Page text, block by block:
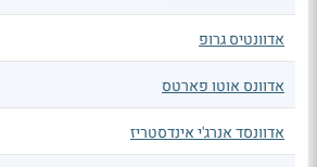
אדוונטיס גרופ
אדוונס אוטו פארטס
אדוונסד אנרג'י אינדסטריז